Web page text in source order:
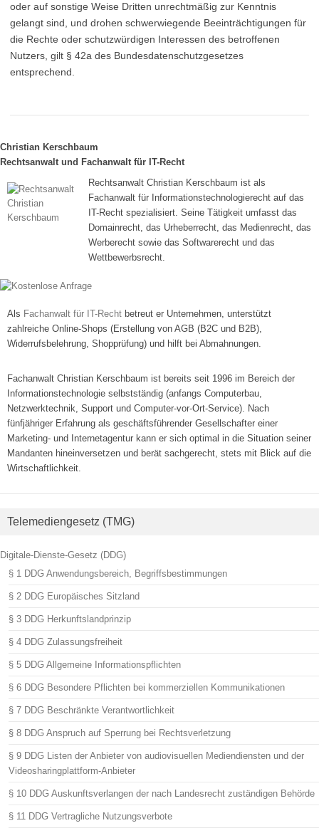
oder auf sonstige Weise Dritten unrechtmäßig zur Kenntnis
gelangt sind, und drohen schwerwiegende Beeinträchtigungen für
die Rechte oder schutzwürdigen Interessen des betroffenen
Nutzers, gilt § 42a des Bundesdatenschutzgesetzes
entsprechend.
Christian Kerschbaum
Rechtsanwalt und Fachanwalt für IT-Recht
Rechtsanwalt Christian Kerschbaum ist als
Fachanwalt für Informationstechnologierecht auf das
IT-Recht spezialisiert. Seine Tätigkeit umfasst das
Domainrecht, das Urheberrecht, das Medienrecht, das
Werberecht sowie das Softwarerecht und das
Wettbewerbsrecht.
Als Fachanwalt für IT-Recht betreut er Unternehmen, unterstützt
zahlreiche Online-Shops (Erstellung von AGB (B2C und B2B),
Widerrufsbelehrung, Shopprüfung) und hilft bei Abmahnungen.
Fachanwalt Christian Kerschbaum ist bereits seit 1996 im Bereich der
Informationstechnologie selbstständig (anfangs Computerbau,
Netzwerktechnik, Support und Computer-vor-Ort-Service). Nach
fünfjähriger Erfahrung als geschäftsführender Gesellschafter einer
Marketing- und Internetagentur kann er sich optimal in die Situation seiner
Mandanten hineinversetzen und berät sachgerecht, stets mit Blick auf die
Wirtschaftlichkeit.
Telemediengesetz (TMG)
Digitale-Dienste-Gesetz (DDG)
§ 1 DDG Anwendungsbereich, Begriffsbestimmungen
§ 2 DDG Europäisches Sitzland
§ 3 DDG Herkunftslandprinzip
§ 4 DDG Zulassungsfreiheit
§ 5 DDG Allgemeine Informationspflichten
§ 6 DDG Besondere Pflichten bei kommerziellen Kommunikationen
§ 7 DDG Beschränkte Verantwortlichkeit
§ 8 DDG Anspruch auf Sperrung bei Rechtsverletzung
§ 9 DDG Listen der Anbieter von audiovisuellen Mediendiensten und der
Videosharingplattform-Anbieter
§ 10 DDG Auskunftsverlangen der nach Landesrecht zuständigen Behörde
§ 11 DDG Vertragliche Nutzungsverbote